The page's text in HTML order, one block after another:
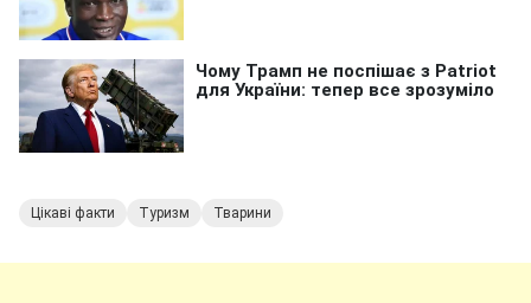
Цікаві факти Туризм Тварини